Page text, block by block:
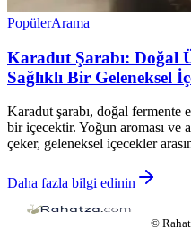
PopülerArama
Karadut Şarabı: Doğal
Sağlıklı Bir Geleneksel
Karadut şarabı, doğal fermente
bir içecektir. Yoğun aroması
çeker, geleneksel içecekler
Daha fazla bilgi edinin
©